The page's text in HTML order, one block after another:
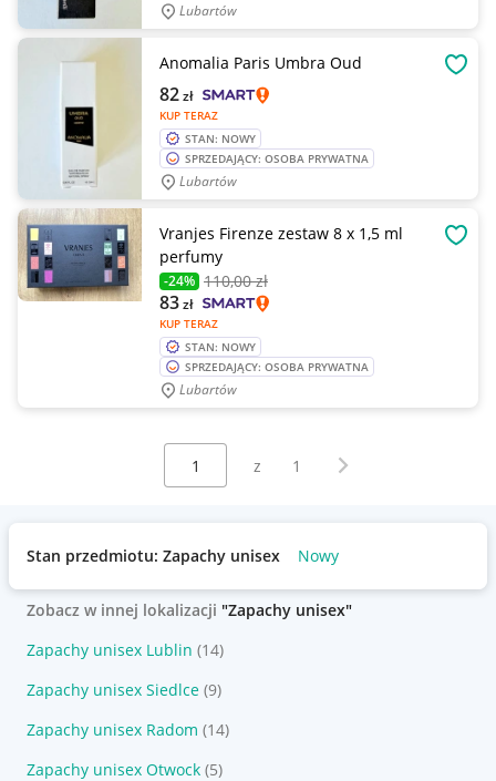
Lubartów
Anomalia Paris Umbra Oud
KUP TERAZ
82zł
STAN: NOWY
SPRZEDAJĄCY: OSOBA PRYWATNA
Lubartów
Vranjes Firenze zestaw 8 x 1,5 ml
perfumy
-24% 110,00 zł
KUP TERAZ
83zł
STAN: NOWY
SPRZEDAJĄCY: OSOBA PRYWATNA
Lubartów
Wybierz stronę:
z 1 Następna strona
Stan przedmiotu: Zapachy unisex Nowy
Zobacz w innej lokalizacji "Zapachy unisex"
Zapachy unisex Lublin (14)
Zapachy unisex Siedlce (9)
Zapachy unisex Radom (14)
Zapachy unisex Otwock (5)